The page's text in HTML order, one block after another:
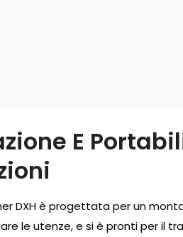
E
DXH è progettata per un
le utenze, e si è pronti per il